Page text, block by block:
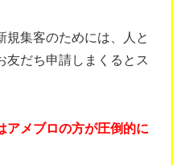
規集客のためには、人と
友だち申請しまくるとス
アメブロの方が圧倒的に